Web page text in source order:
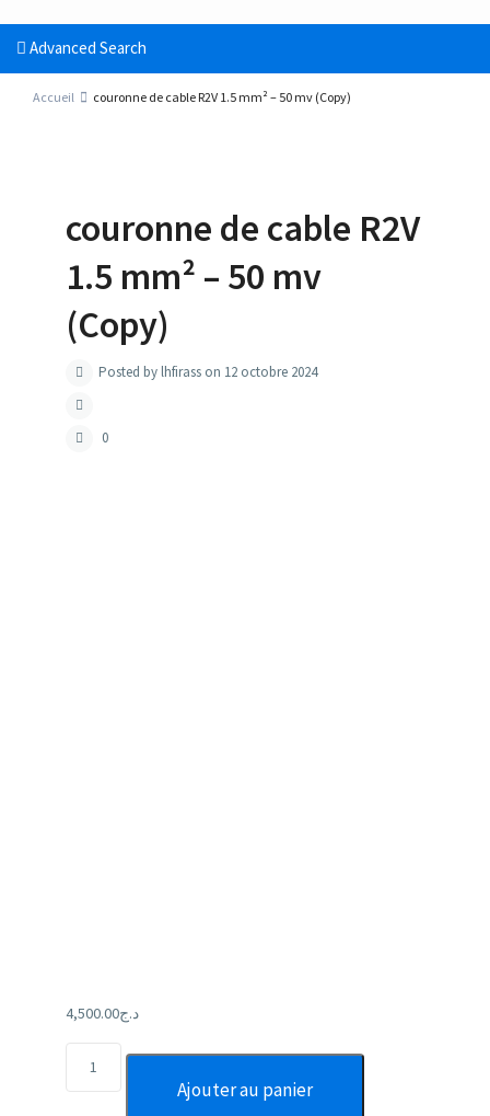
Advanced Search
Accueil couronne de cable R2V 1.5 mm² – 50 mv (Copy)
couronne de cable R2V
1.5 mm² – 50 mv
(Copy)
Posted by lhfirass on 12 octobre 2024
0
د.ج4,500.00
Ajouter au panier